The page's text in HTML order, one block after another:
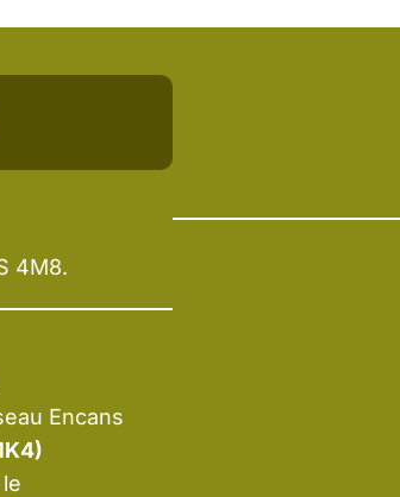
4M8.
Encans